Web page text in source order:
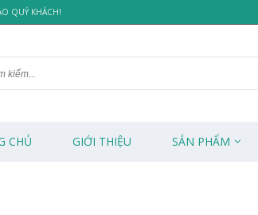
QUÝ KHÁCH!
CHỦ GIỚI THIỆU SẢN PHẨM